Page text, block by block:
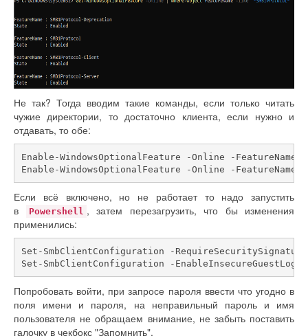
Не так? Тогда вводим такие команды, если только читать
чужие директории, то достаточно клиента, если нужно и
отдавать, то обе:
Enable-WindowsOptionalFeature -Online -FeatureName
Enable-WindowsOptionalFeature -Online -FeatureName
Если всё включено, но не работает то надо запустить
в
Powershell , затем перезагрузить, что бы изменения
применились:
Set-SmbClientConfiguration -
Set-SmbClientConfiguration -
Попробовать войти, при запросе пароля ввести что угодно в
поля имени и пароля, на неправильный пароль и имя
пользователя не обращаем внимание, не забыть поставить
галочку в чекбокс "Запомнить".